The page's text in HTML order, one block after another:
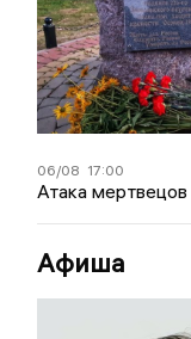
06/08 17:00
Атака мертвецов
Афиша